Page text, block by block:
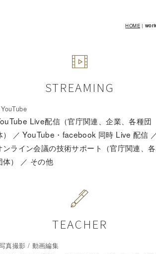
HOME|
STREAMING
_ YouTube
Live配信（官庁関連、企業、各種団
） ／ YouTube・facebook 同時 Live 配信
ンライン会議の技術サポート（官庁関連、
体） ／ その他
TEACHER
写真撮影 / 動画編集